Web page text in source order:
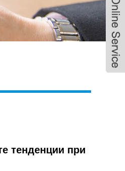
тенденции при